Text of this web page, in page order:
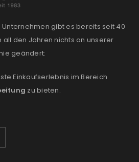
eines neuen Passworts wird an
gesendet.
gibt es bereits seit 40
all den Jahren nichts an unserer
geändert:
Einkaufserlebnis im Bereich
zu bieten.